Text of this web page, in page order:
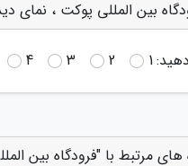
بین المللی پوکت ، نمای
1
2
3
4
های مرتبط با "فرودگاه بین